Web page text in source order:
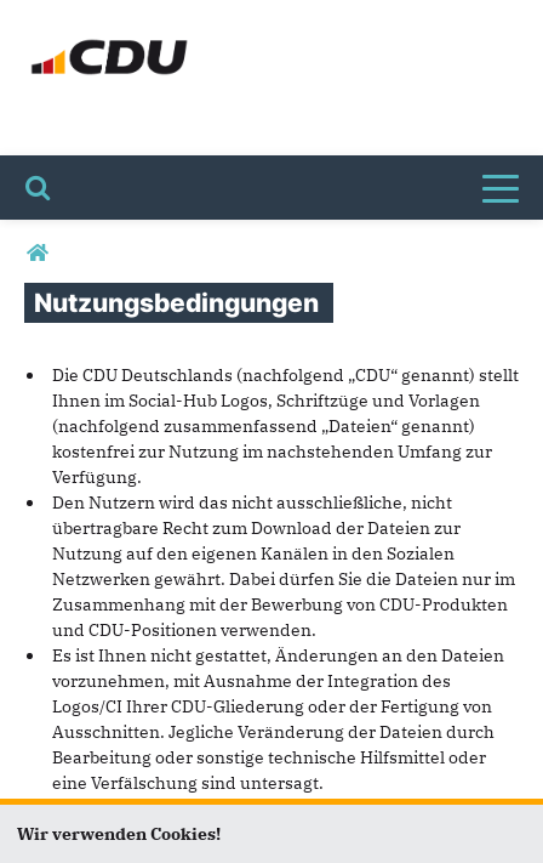
Sie sind hier
Nutzungsbedingungen
Die CDU Deutschlands (nachfolgend „CDU“ genannt) stellt
Ihnen im Social-Hub Logos, Schriftzüge und Vorlagen
(nachfolgend zusammenfassend „Dateien“ genannt)
kostenfrei zur Nutzung im nachstehenden Umfang zur
Verfügung.
Den Nutzern wird das nicht ausschließliche, nicht
übertragbare Recht zum Download der Dateien zur
Nutzung auf den eigenen Kanälen in den Sozialen
Netzwerken gewährt. Dabei dürfen Sie die Dateien nur im
Zusammenhang mit der Bewerbung von CDU-Produkten
und CDU-Positionen verwenden.
Es ist Ihnen nicht gestattet, Änderungen an den Dateien
vorzunehmen, mit Ausnahme der Integration des
Logos/CI Ihrer CDU-Gliederung oder der Fertigung von
Ausschnitten. Jegliche Veränderung der Dateien durch
Bearbeitung oder sonstige technische Hilfsmittel oder
eine Verfälschung sind untersagt.
Die Dateien dürfen nicht für satirische oder
diffamierende Zwecke verwendet werden. Missachtung
Wir verwenden Cookies!